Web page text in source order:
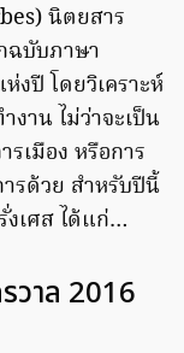
นิตยสาร
ฉบับภาษา
ปี โดยวิเคราะห์
งาน ไม่ว่าจะเป็น
เมือง หรือการ
รด้วย สำหรับปีนี้
เศส ได้แก่…
าล 2016